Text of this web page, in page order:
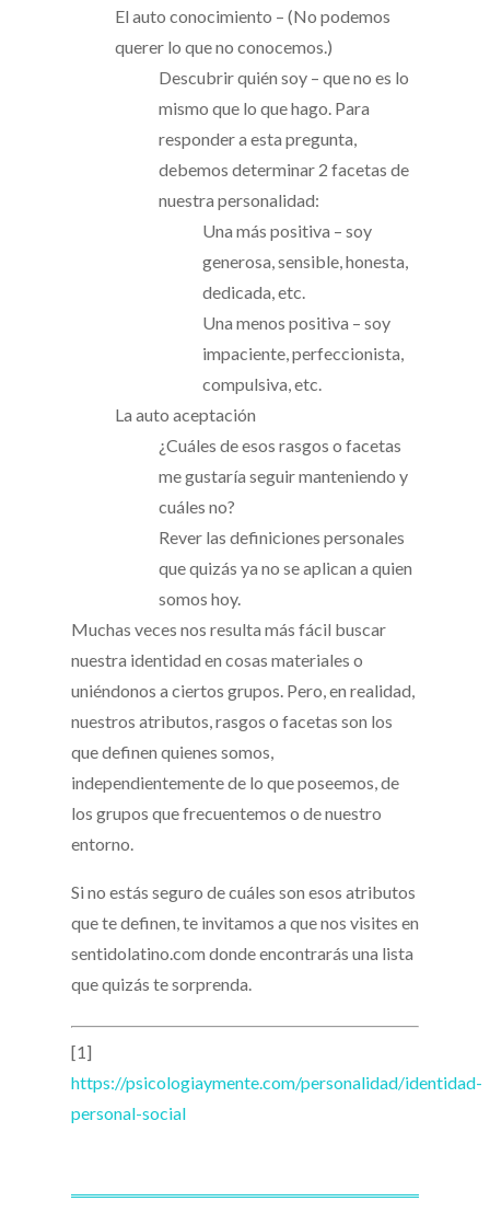
El auto conocimiento – (No podemos
querer lo que no conocemos.)
Descubrir quién soy – que no es lo
mismo que lo que hago. Para
responder a esta pregunta,
debemos determinar 2 facetas de
nuestra personalidad:
Una más positiva – soy
generosa, sensible, honesta,
dedicada, etc.
Una menos positiva – soy
impaciente, perfeccionista,
compulsiva, etc.
La auto aceptación
¿Cuáles de esos rasgos o facetas
me gustaría seguir manteniendo y
cuáles no?
Rever las definiciones personales
que quizás ya no se aplican a quien
somos hoy.
Muchas veces nos resulta más fácil buscar
nuestra identidad en cosas materiales o
uniéndonos a ciertos grupos. Pero, en realidad,
nuestros atributos, rasgos o facetas son los
que definen quienes somos,
independientemente de lo que poseemos, de
los grupos que frecuentemos o de nuestro
entorno.
Si no estás seguro de cuáles son esos atributos
que te definen, te invitamos a que nos visites en
sentidolatino.com donde encontrarás una lista
que quizás te sorprenda.
[1]
https://psicologiaymente.com/personalidad/identidad-
personal-social